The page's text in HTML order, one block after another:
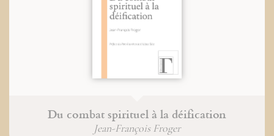
Du combat spirituel à la déification
Jean-François Froger